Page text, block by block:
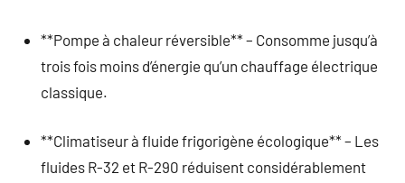
**Pompe à chaleur réversible** – Consomme jusqu’à
trois fois moins d’énergie qu’un chauffage électrique
classique.
**Climatiseur à fluide frigorigène écologique** – Les
fluides R-32 et R-290 réduisent considérablement